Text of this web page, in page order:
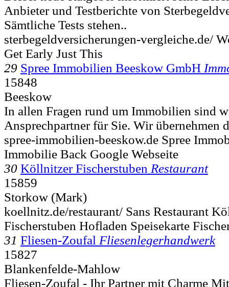
Anbieter und Testberichte von
Sämtliche Tests stehen..
sterbegeldversicherungen-vergleiche.de/
Get Early Just This
29 Spree Immobilien Beeskow GmbH
15848
Beeskow
In allen Fragen rund um Immobilien sind
Ansprechpartner für Sie. Wir übernehmen
spree-immobilien-beeskow.de Spree
Immobilie Back Google Webseite
30 Köllnitzer Fischerstuben Restaurant
15859
Storkow (Mark)
koellnitz.de/restaurant/ Sans Restaurant
Fischerstuben Hofladen Speisekarte
31 Fliesen-Zoufal Fliesenlegerhandwerk
15827
Blankenfelde-Mahlow
Fliesen-Zoufal - Ihr Partner mit Charme